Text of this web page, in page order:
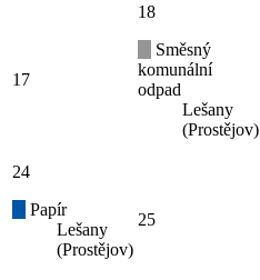
17
18
Směsný
komunální
odpad
Lešany
(Prostějov)
24
Papír
Lešany
(Prostějov)
25